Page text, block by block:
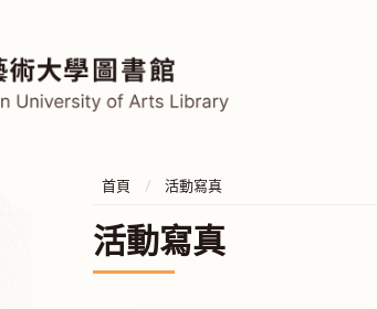
首頁 活動寫真
活動寫真